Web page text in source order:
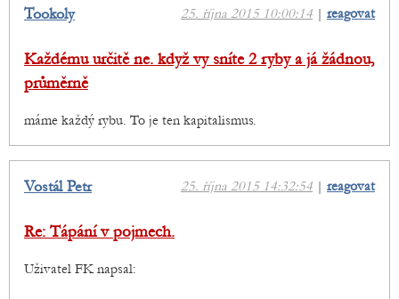
25. října 2015 10:00:14 | reagovat
Tookoly
Každému určitě ne. když vy sníte 2 ryby a já žádnou,
průměrně
máme každý rybu. To je ten kapitalismus.
25. října 2015 14:32:54 | reagovat
Vostál Petr
Re: Tápání v pojmech.
Uživatel FK napsal: